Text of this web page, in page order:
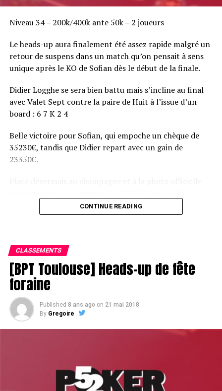
Niveau 34 – 200k/400k ante 50k – 2 joueurs
Le heads-up aura finalement été assez rapide malgré un
retour de suspens dans un match qu’on pensait à sens
unique après le KO de Sofian dès le début de la finale.
Didier Logghe se sera bien battu mais s’incline au final
avec Valet Sept contre la paire de Huit à l’issue d’un
board : 6 7 K 2 4
Belle victoire pour Sofian, qui empoche un chèque de
35230€, tandis que Didier repart avec un gain de
23350€.
CONTINUE READING
CLASSEMENTS
[BPT Toulouse] Heads-up de fête
foraine
Published 8 ans ago on 21 mai 2018
By Gregoire